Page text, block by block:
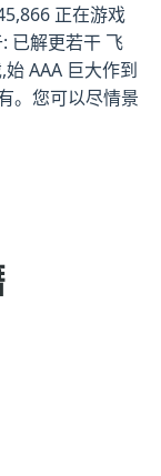
正在游戏
已解更若干 飞
AAA 巨大作到
。您可以尽情景